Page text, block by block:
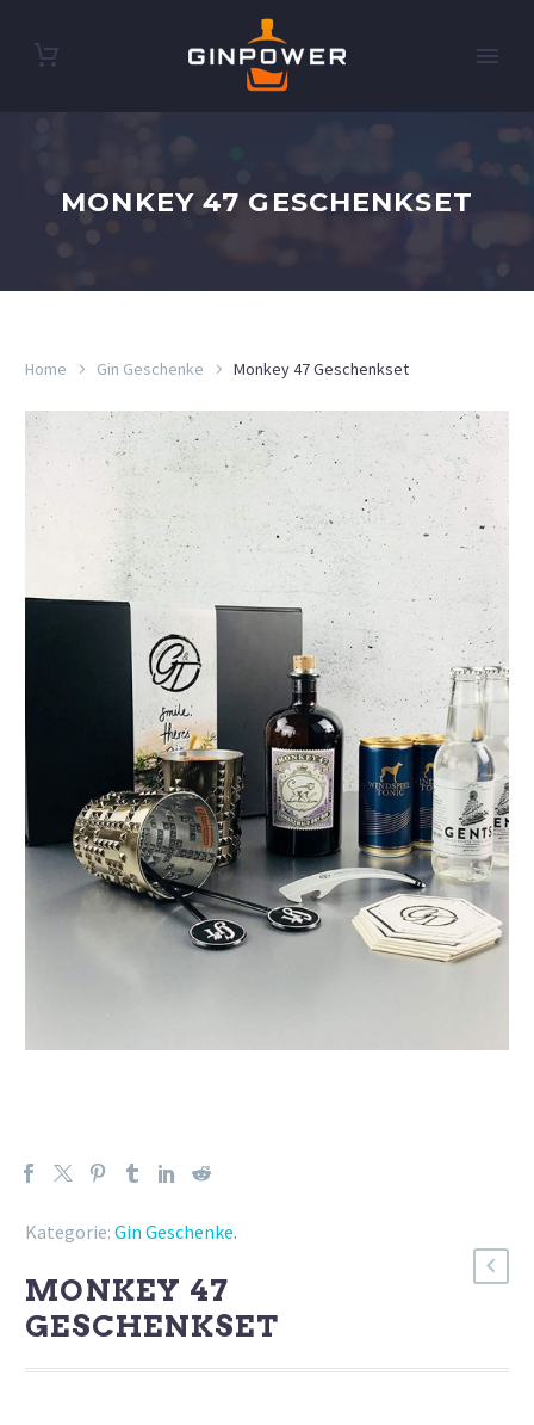
MONKEY 47 GESCHENKSET
Home Gin Geschenke Monkey 47 Geschenkset
Kategorie: Gin Geschenke.
MONKEY 47
GESCHENKSET